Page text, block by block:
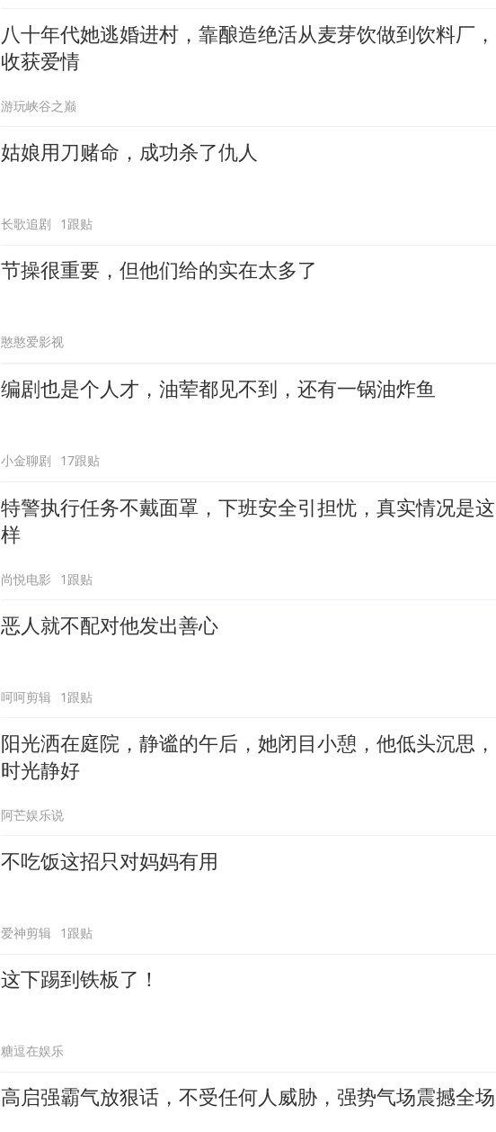
八十年代她逃婚进村，靠酿造绝活从麦芽饮做到饮料厂，
收获爱情
游玩峡谷之巅
姑娘用刀赌命，成功杀了仇人
长歌追剧 1跟贴
节操很重要，但他们给的实在太多了
憨憨爱影视
编剧也是个人才，油荤都见不到，还有一锅油炸鱼
小金聊剧 17跟贴
特警执行任务不戴面罩，下班安全引担忧，真实情况是这
样
尚悦电影 1跟贴
恶人就不配对他发出善心
呵呵剪辑 1跟贴
阳光洒在庭院，静谧的午后，她闭目小憩，他低头沉思，
时光静好
阿芒娱乐说
不吃饭这招只对妈妈有用
爱神剪辑 1跟贴
这下踢到铁板了！
糖逗在娱乐
高启强霸气放狠话，不受任何人威胁，强势气场震撼全场